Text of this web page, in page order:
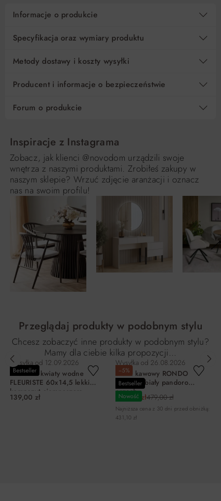
Pośrednik kredytowy i organizacje finansujące
Informacje o produkcie
Specyfikacja oraz wymiary produktu
Metody dostawy i koszty wysyłki
Producent i informacje o bezpieczeństwie
Forum o produkcie
Inspiracje z Instagrama
Zobacz, jak klienci @novodom urządzili swoje
wnętrza z naszymi produktami. Zrobiłeś zakupy w
naszym sklepie? Wrzuć zdjęcie aranżacji i oznacz
nas na swoim profilu!
Przeglądaj produkty w podobnym stylu
Chcesz zobaczyć inne produkty w podobnym stylu?
Mamy dla ciebie kilka propozycji…
Bestseller
Wysyłka od 12.09.2026
Miska na kwiaty wodne
FLEURISTE 60x14,5 lekki
kompozyt ciemnoszara
139,00 zł
−5%
Bestseller
Nowość
Wysyłka od 26.08.2026
Stolik kawowy RONDO
FI80X35 biały pandoro
orzech
455,05 zł479,00 zł
Najniższa cena z 30 dni przed obniżką:
431,10 zł